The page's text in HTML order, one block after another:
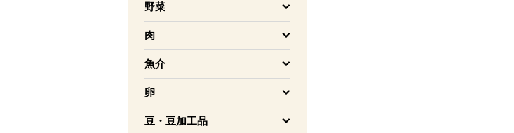
野菜
を開く
肉
を開く
魚介
を開く
卵
を開く
豆・豆加工品
を開く